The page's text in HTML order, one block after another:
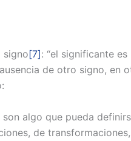
signo[7]: “el significante
de otro signo, en
algo que pueda
de